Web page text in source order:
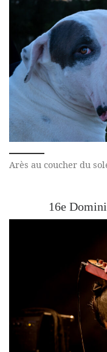
Arès au coucher du
16e